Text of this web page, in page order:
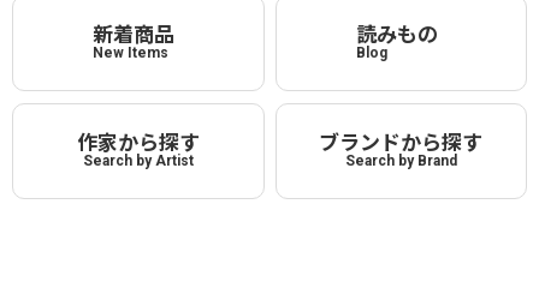
新着商品
New Items
読みもの
Blog
作家から探す
Search by Artist
ブランドから探す
Search by Brand